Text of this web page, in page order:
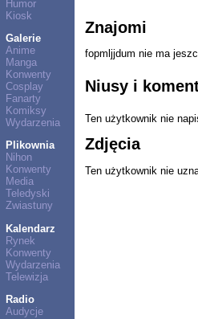
Humor
Kiosk
Galerie
Anime
Manga
Konwenty
Cosplay
Fanarty
Komiksy
Wydarzenia
Plikownia
Nihon
Konwenty
Media
Teledyski
Zwiastuny
Kalendarz
Rynek
Konwenty
Wydarzenia
Telewizja
Radio
Audycje
Znajomi
fopmljjdum nie ma
Niusy i
Ten użytkownik nie
Zdjęcia
Ten użytkownik nie